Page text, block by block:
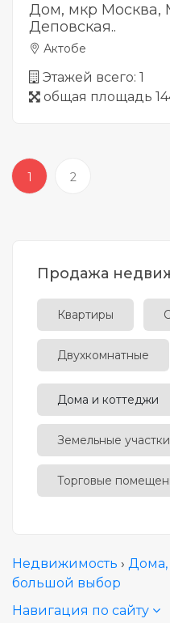
Дом, мкр Москва,
Деповская..
Актобе
Этажей всего: 1
общая площадь
1 2
Продажа
Квартиры
Двухкомнатные
Дома и коттеджи
Земельные участки
Торговые
Недвижимость › Дома,
большой выбор
Навигация по сайту